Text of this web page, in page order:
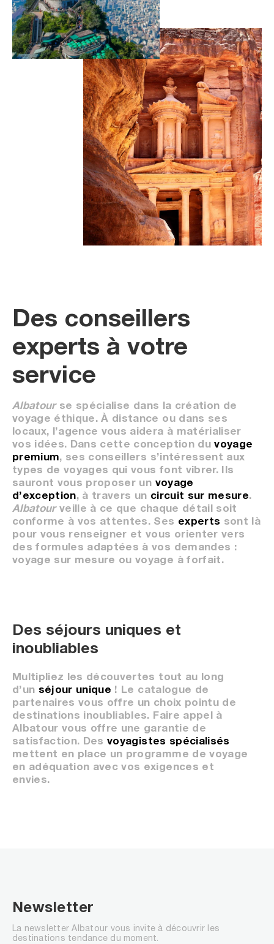
Des conseillers
experts à votre
service
Albatourse spécialise dans la création de
voyage éthique. À distance ou dans ses
locaux, l’agence vous aidera à matérialiser
vos idées. Dans cette conception duvoyage
premium, ses conseillers s’intéressent aux
types de voyages qui vous font vibrer. Ils
sauront vous proposer un voyage
d’exception, à travers un circuit sur mesure.
Albatourveille à ce que chaque détail soit
conforme à vos attentes. Ses experts sont là
pour vous renseigner et vous orienter vers
des formules adaptées à vos demandes :
voyage sur mesure ou voyage à forfait.
Des séjours uniques et
inoubliables
Multipliez les découvertes tout au long
d’un séjour unique ! Le catalogue de
partenaires vous offre un choix pointu de
destinations inoubliables. Faire appel à
Albatour vous offre une garantie de
satisfaction. Desvoyagistes spécialisés
mettent en place un programme de voyage
en adéquation avec vos exigences et
envies.
Newsletter
La newsletter Albatour vous invite à découvrir les
destinations tendance du moment.